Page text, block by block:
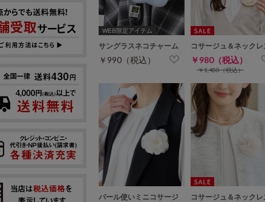
WEB限定アイテム
サングラスネコチャーム
￥990（税込）
コサージュ＆ネックレ
￥980（税込）
￥1,480（税込）
パール使いミニコサージ
コサージュ＆ネックレ